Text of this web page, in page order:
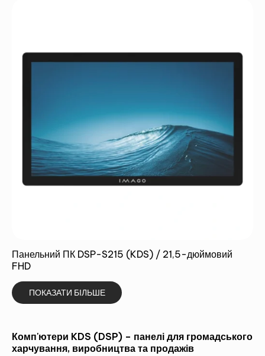
БІЛЬШЕ!
Панельний ПК DSP-S215 (KDS) / 21,5-дюймовий
FHD
ПОКАЗАТИ БІЛЬШЕ
Комп'ютери KDS (DSP) – панелі для громадського
харчування, виробництва та продажів